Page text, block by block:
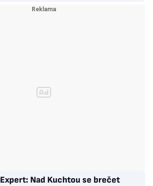
Expert: Nad Kuchtou se brečet